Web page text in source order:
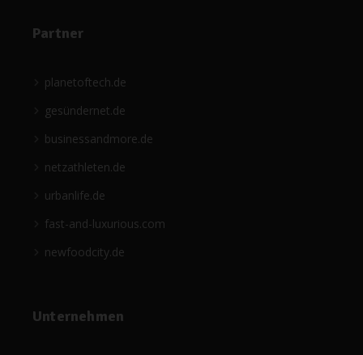
Partner
planetoftech.de
gesündernet.de
businessandmore.de
netzathleten.de
urbanlife.de
fast-and-luxurious.com
newfoodcity.de
Unternehmen